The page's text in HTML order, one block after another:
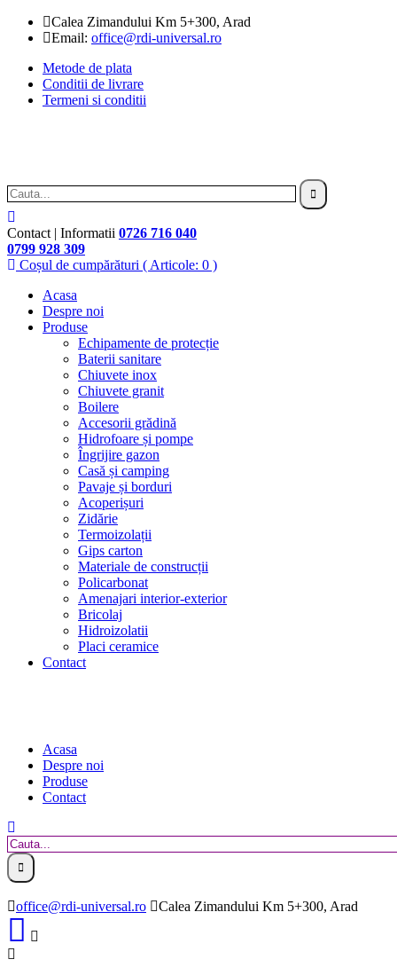
Calea Zimandului Km 5+300, Arad
Email: office@rdi-universal.ro
Metode de plata
Conditii de livrare
Termeni si conditii
Contact | Informatii 0726 716 040
0799 928 309
Coșul de cumpărături ( Articole: 0 )
Acasa
Despre noi
Produse
Echipamente de protecție
Baterii sanitare
Chiuvete inox
Chiuvete granit
Boilere
Accesorii grădină
Hidrofoare și pompe
Îngrijire gazon
Casă și camping
Pavaje și borduri
Acoperișuri
Zidărie
Termoizolații
Gips carton
Materiale de construcții
Policarbonat
Amenajari interior-exterior
Bricolaj
Hidroizolatii
Placi ceramice
Contact
Acasa
Despre noi
Produse
Contact
office@rdi-universal.ro Calea Zimandului Km 5+300, Arad